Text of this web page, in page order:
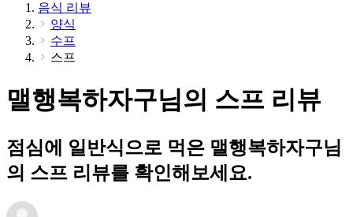
음식 리뷰
양식
수프
스프
맬행복하자구님의 스프 리뷰
점심에 일반식으로 먹은 맬행복하자구님
의 스프 리뷰를 확인해보세요.